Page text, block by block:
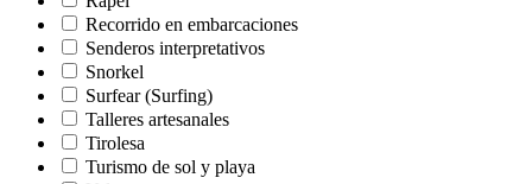
Recorrido en embarcaciones
Senderos interpretativos
Snorkel
Surfear (Surfing)
Talleres artesanales
Tirolesa
Turismo de sol y playa